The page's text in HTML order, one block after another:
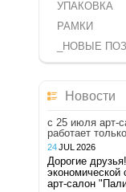
УПАКОВКА
РАМКИ
_НОВЫЕ
Новости
с 25 июля арт-
работает
24JUL 2026
Дорогие
экономической
арт-салон